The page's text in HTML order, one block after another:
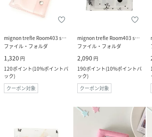
mignon trefle Room403 selected
ファイル・フォルダ
1,320 円
120ポイント(10%ポイントバ
ック)
クーポン対象
mignon trefle Room403 selected
ファイル・フォルダ
2,090 円
190ポイント(10%ポイントバ
ック)
クーポン対象